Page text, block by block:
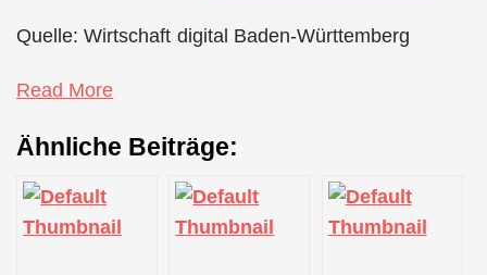
Quelle: Wirtschaft digital Baden-Württemberg
Read More
Ähnliche Beiträge: